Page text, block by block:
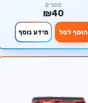
מסורים
₪40
הוסף לסל מידע נוסף